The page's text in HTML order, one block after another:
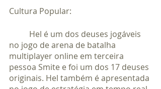
Cultura Popular:
no jogo de arena de batalha
multiplayer online em terceira
pessoa Smite e foi um dos 17 deuses
originais. Hel também é apresentada